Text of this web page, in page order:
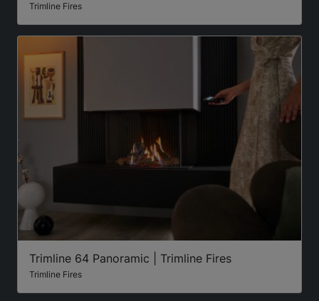
Trimline Fires
Trimline 64 Panoramic | Trimline Fires
Trimline Fires